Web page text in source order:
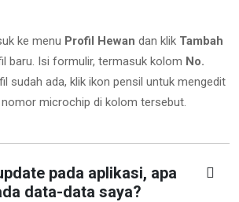
ke menu Profil Hewan dan klik Tambah
baru. Isi formulir, termasuk kolom No.
sudah ada, klik ikon pensil untuk mengedit
microchip di kolom tersebut.
pada aplikasi, apa
data-data saya?